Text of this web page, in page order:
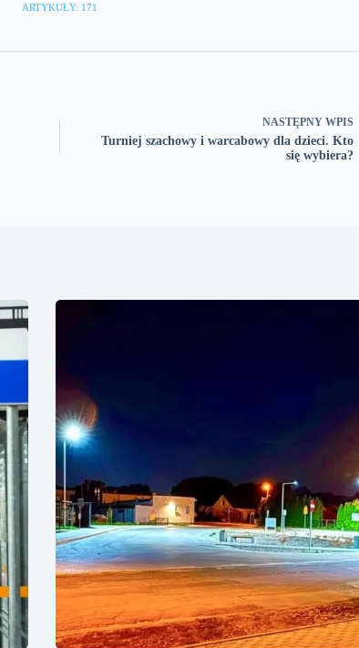
ARTYKUŁY: 171
NASTĘPNY WPIS
Turniej szachowy i warcabowy dla dzieci. Kto
się wybiera?